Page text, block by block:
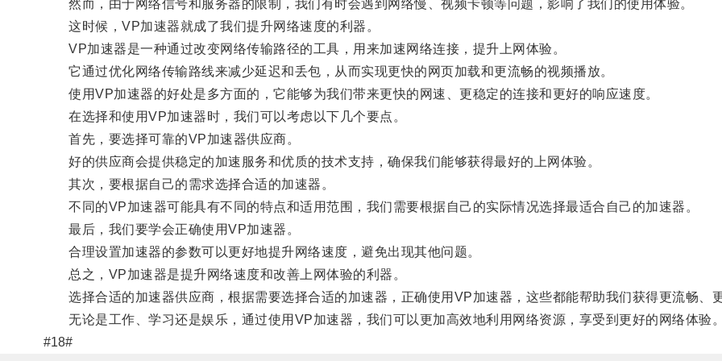
然而，由于网络信号和服务器的限制，我们有时会遇到网络慢、视频卡顿等问题，影响了我们的使用体验。
这时候，VP加速器就成了我们提升网络速度的利器。
VP加速器是一种通过改变网络传输路径的工具，用来加速网络连接，提升上网体验。
它通过优化网络传输路线来减少延迟和丢包，从而实现更快的网页加载和更流畅的视频播放。
使用VP加速器的好处是多方面的，它能够为我们带来更快的网速、更稳定的连接和更好的响应速度。
在选择和使用VP加速器时，我们可以考虑以下几个要点。
首先，要选择可靠的VP加速器供应商。
好的供应商会提供稳定的加速服务和优质的技术支持，确保我们能够获得最好的上网体验。
其次，要根据自己的需求选择合适的加速器。
不同的VP加速器可能具有不同的特点和适用范围，我们需要根据自己的实际情况选择最适合自己的加速器。
最后，我们要学会正确使用VP加速器。
合理设置加速器的参数可以更好地提升网络速度，避免出现其他问题。
总之，VP加速器是提升网络速度和改善上网体验的利器。
选择合适的加速器供应商，根据需要选择合适的加速器，正确使用VP加速器，这些都能帮助我们获得更流畅、更
无论是工作、学习还是娱乐，通过使用VP加速器，我们可以更加高效地利用网络资源，享受到更好的网络体验。
#18#